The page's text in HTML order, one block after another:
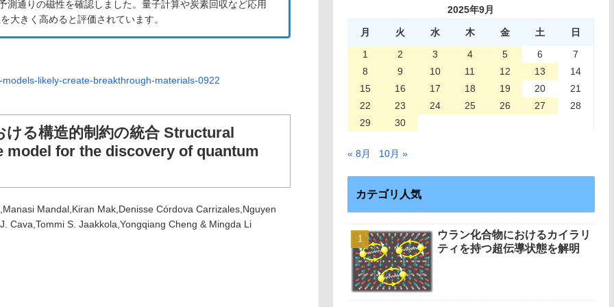
通りの磁性を確認しました。量子計算や炭素回収など応用
大きく高めると評価されています。
likely-create-breakthrough-materials-0922
る構造的制約の統合 Structural
for the discovery of quantum
Mandal,Kiran Mak,Denisse Córdova Carrizales,Nguyen
Cava,Tommi S. Jaakkola,Yongqiang Cheng & Mingda Li
2025年9月
月 火 水 木 金 土
日
1
2 3 4 5 6
7
8
9 10 11 12 13
14
15
16 17 18 19 20
21
22
23 24 25 26 27
28
29
30
« 8月 10月 »
カテゴリ人気
ウラン化合物におけるカイラリ
ティを持つ超伝導状態を解明